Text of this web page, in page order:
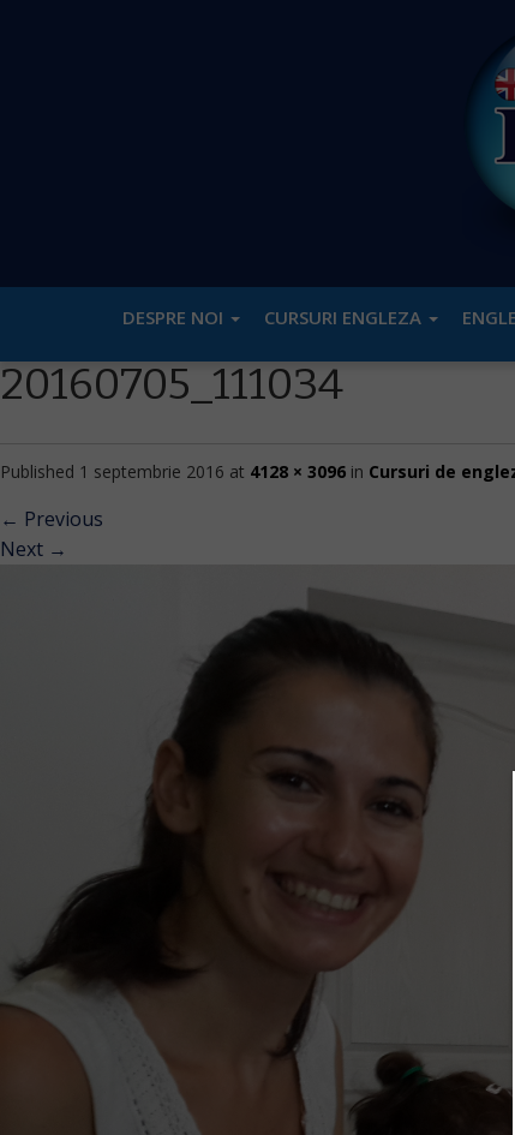
DESPRE NOI CURSURI ENGLEZA
20160705_111034
Published 1 septembrie 2016 at 4128 × 3096 in Cursuri de
← Previous
Next →